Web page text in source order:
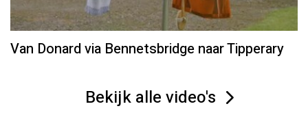
Van Donard via Bennetsbridge naar Tipperary
Bekijk alle video's